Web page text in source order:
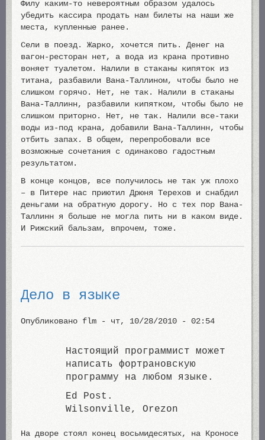
Филу каким-то невероятным образом удалось
убедить кассира продать нам билеты на наши же
места, купленные ранее.
Сели в поезд. Жарко, хочется пить. Денег на
вагон-ресторан нет, а вода из крана противно
воняет туалетом. Налили в стаканы кипяток из
титана, разбавили Вана-Таллином, чтобы было не
слишком горячо. Нет, не так. Налили в стаканы
Вана-Таллинн, разбавили кипятком, чтобы было не
слишком приторно. Нет, не так. Налили все-таки
воды из-под крана, добавили Вана-Таллинн, чтобы
отбить запах. В общем, перепробовали все
возможные сочетания с одинаково гадостным
результатом.
В конце концов, все получилось не так уж плохо
– в Питере нас приютил Дрюня Терехов и снабдил
деньгами на обратную дорогу. Но с тех пор Вана-
Таллинн я больше не могла пить ни в каком виде.
И Рижский бальзам, впрочем, тоже.
Дело в языке
Опубликовано flm - чт, 10/28/2010 - 02:54
Настоящий программист может
написать фортрановскую
программу на любом языке.
Ed Post.
Wilsonville, Orezon
На дворе стоял конец восьмидесятых, на Кроносе